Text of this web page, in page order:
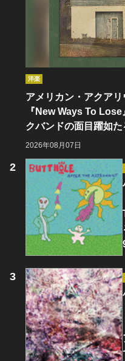
洋楽
アメリカン・アクア
『New Ways To
クバンドの面目躍如た
2026年08月07日